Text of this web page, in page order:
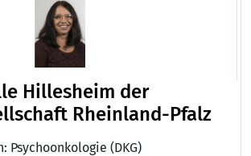
Hillesheim der
Rheinland-Pfalz
Psychoonkologie (DKG)